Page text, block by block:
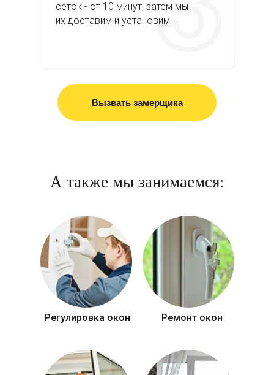
сеток - от 10 минут, затем мы
их доставим и установим
Вызвать замерщика
А также мы занимаемся:
Регулировка окон Ремонт окон